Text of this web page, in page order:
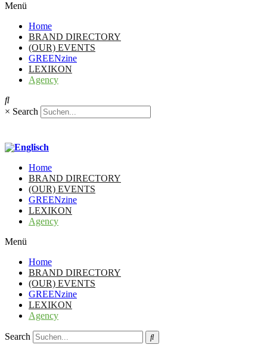
Menü
Home
BRAND DIRECTORY
(OUR) EVENTS
GREENzine
LEXIKON
Agency
× Search
Home
BRAND DIRECTORY
(OUR) EVENTS
GREENzine
LEXIKON
Agency
Menü
Home
BRAND DIRECTORY
(OUR) EVENTS
GREENzine
LEXIKON
Agency
Search